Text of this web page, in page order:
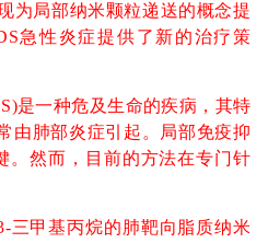
为局部纳米颗粒递送的概念提
急性炎症提供了新的治疗策
是一种危及生命的疾病，其特
由肺部炎症引起。局部免疫抑
。然而，目前的方法在专门针
三甲基丙烷的肺靶向脂质纳米